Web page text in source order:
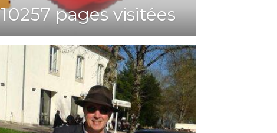
10257 pages visitées